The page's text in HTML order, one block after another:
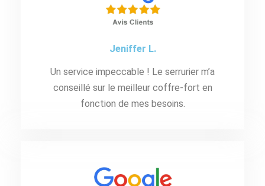
Jeniffer L.
Un service impeccable ! Le serrurier m’a
conseillé sur le meilleur coffre-fort en
fonction de mes besoins.